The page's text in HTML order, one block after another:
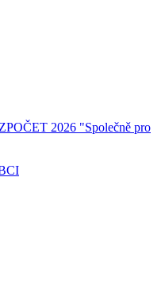
2026 "Společně pro